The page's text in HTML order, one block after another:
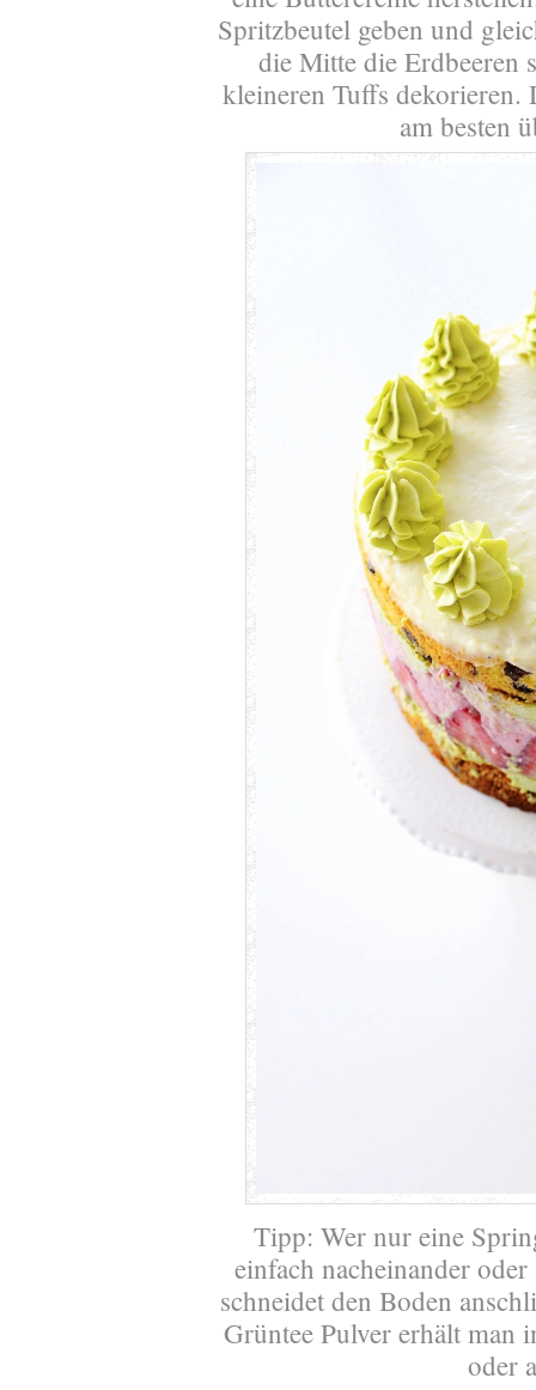
Spritzbeutel geben und
die Mitte die Erdbeeren
kleineren Tuffs dekorieren.
am besten
Tipp: Wer nur eine
einfach nacheinander
schneidet den Boden
Grüntee Pulver erhält man
oder